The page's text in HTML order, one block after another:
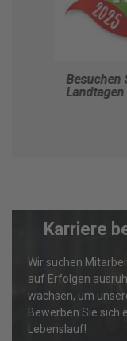
Besuchen
Karriere
Wir suchen
auf Erfolgen
wachsen, um
Bewerben Sie sich
Lebenslauf!